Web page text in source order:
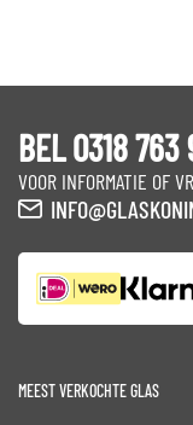
BEL 0318 763
VOOR INFORMATIE OF
MEEST VERKOCHTE GLAS